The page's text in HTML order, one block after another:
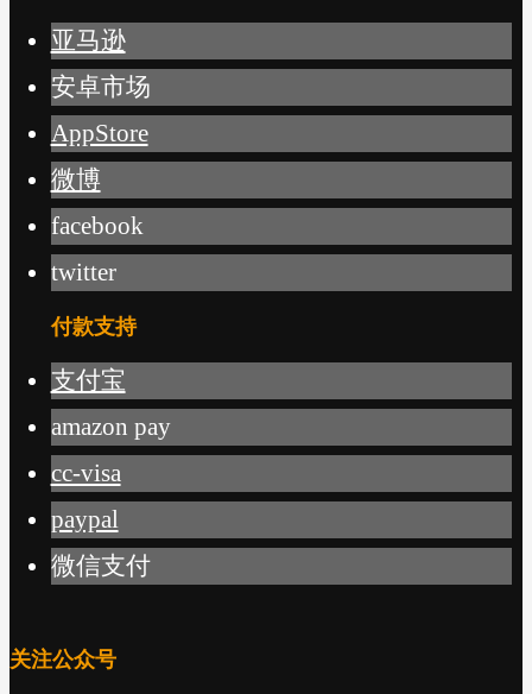
亚马逊
安卓市场
AppStore
微博
facebook
twitter
付款支持
支付宝
amazon pay
cc-visa
paypal
微信支付
关注公众号